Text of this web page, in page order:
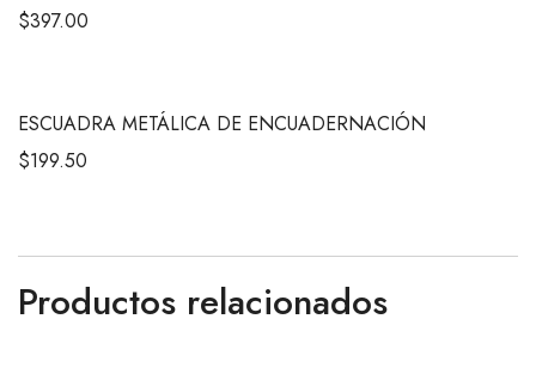
$397.00
ESCUADRA METÁLICA DE ENCUADERNACIÓN
$199.50
Productos relacionados